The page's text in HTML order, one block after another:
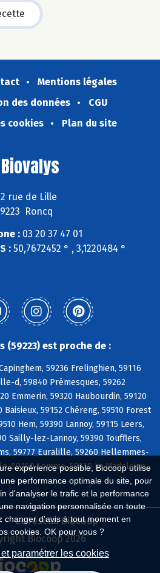
expérience possible, Biocoop utilise
performance optimale du site, pour
d'analyser le trafic et la performance
navigation personnalisée en toute
changer d'avis à tout moment en
cookies. OK pour vous ?
paramétrer les cookies
Mentions légales
des données
CGU
cookies
Plan du site
Biovalys
rue de Lille
Roncq
: 03 20 37 47 01
: 50,7672452 ° , 3,1220484 °
(59223) est proche de :
59236 Frelinghien, 59116
d, 59840 Prémesques, 59262
Emmerin, 59320 Haubourdin, 59120
Baisieux, 59152 Chéreng, 59510 Forest
Hem, 59390 Lannoy, 59115 Leers,
Sailly-lez-Lannoy, 59390 Toufflers,
59777 Euralille, 59260 Hellemmes-
59160 Lomme, 59110 La Madeleine,
Le réseau Biocoop
Biocoop 2026